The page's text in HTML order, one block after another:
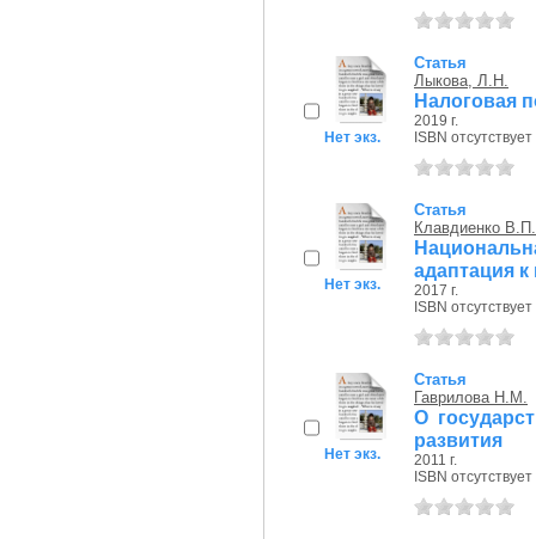
Нет экз.
Статья
Лыкова, Л.Н.
Налоговая
2019 г.
ISBN отсутствует
Нет экз.
Статья
Клавдиенко В.П.
адаптация
2017 г.
ISBN отсутствует
Нет экз.
Статья
Гаврилова Н.М.
О
развития
2011 г.
ISBN отсутствует